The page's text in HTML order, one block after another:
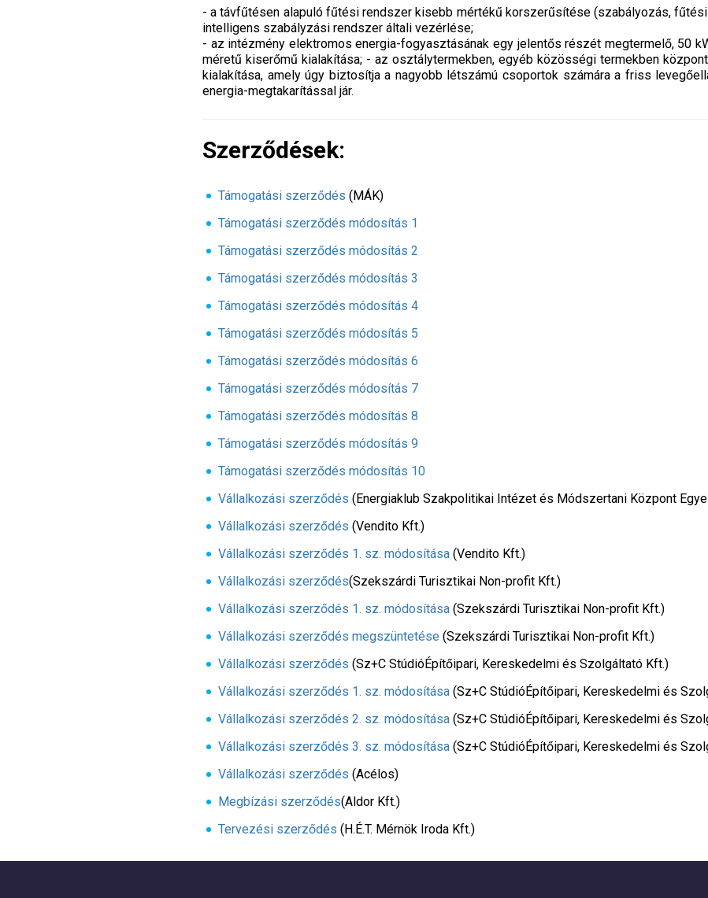
- a távfűtésen alapuló fűtési rendszer kisebb mértékű korszerűsítése (szabályozás,
intelligens szabályzási rendszer általi vezérlése;
- az intézmény elektromos energia-fogyasztásának egy jelentős részét megtermelő, 50
méretű kiserőmű kialakítása; - az osztálytermekben, egyéb közösségi termekben
kialakítása, amely úgy biztosítja a nagyobb létszámú csoportok számára a friss
energia-megtakarítással jár.
Szerződések:
Támogatási szerződés (MÁK)
Támogatási szerződés módosítás 1
Támogatási szerződés módosítás 2
Támogatási szerződés módosítás 3
Támogatási szerződés módosítás 4
Támogatási szerződés módosítás 5
Támogatási szerződés módosítás 6
Támogatási szerződés módosítás 7
Támogatási szerződés módosítás 8
Támogatási szerződés módosítás 9
Támogatási szerződés módosítás 10
Vállalkozási szerződés (Energiaklub Szakpolitikai Intézet és Módszertani Központ
Vállalkozási szerződés (Vendito Kft.)
Vállalkozási szerződés 1. sz. módosítása (Vendito Kft.)
Vállalkozási szerződés(Szekszárdi Turisztikai Non-profit Kft.)
Vállalkozási szerződés 1. sz. módosítása (Szekszárdi Turisztikai Non-profit Kft.)
Vállalkozási szerződés megszüntetése (Szekszárdi Turisztikai Non-profit Kft.)
Vállalkozási szerződés (Sz+C StúdióÉpítőipari, Kereskedelmi és Szolgáltató Kft.)
Vállalkozási szerződés 1. sz. módosítása (Sz+C StúdióÉpítőipari, Kereskedelmi és
Vállalkozási szerződés 2. sz. módosítása (Sz+C StúdióÉpítőipari, Kereskedelmi és
Vállalkozási szerződés 3. sz. módosítása (Sz+C StúdióÉpítőipari, Kereskedelmi és
Vállalkozási szerződés (Acélos)
Megbízási szerződés(Aldor Kft.)
Tervezési szerződés (H.É.T. Mérnök Iroda Kft.)